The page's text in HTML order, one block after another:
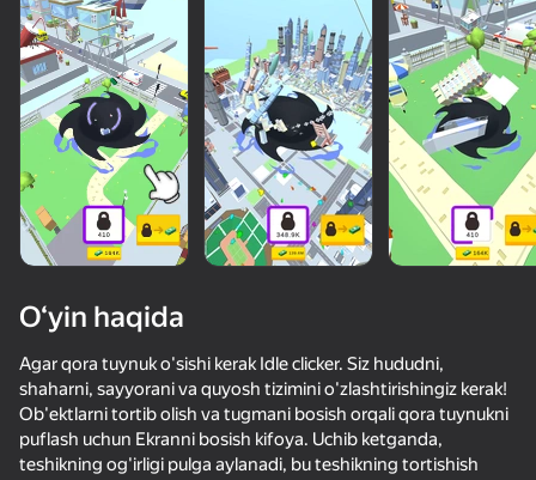
50+ top o‘yinlar, ularni o‘ynaydilar
hatto «o‘ynamaydigan» odamlar ham
Песочница Вселенная
Mine Rush 3D
Слияние Спиннеров
70 63
O‘yin haqida
Agar qora tuynuk o'sishi kerak Idle clicker. Siz hududni,
shaharni, sayyorani va quyosh tizimini o'zlashtirishingiz kerak!
Ob'ektlarni tortib olish va tugmani bosish orqali qora tuynukni
puflash uchun Ekranni bosish kifoya. Uchib ketganda,
teshikning og'irligi pulga aylanadi, bu teshikning tortishish